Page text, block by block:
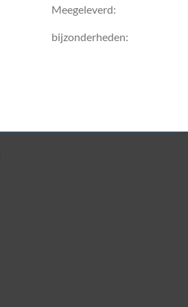
Meegeleverd:
bijzonderheden: